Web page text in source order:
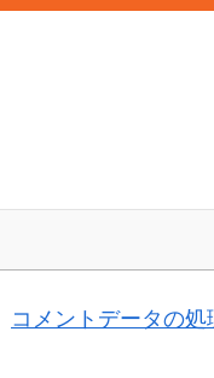
コメントデータの処